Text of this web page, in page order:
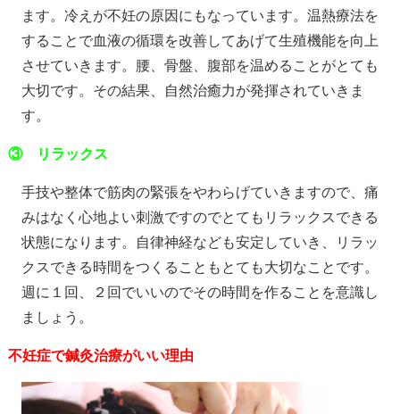
ます。冷えが不妊の原因にもなっています。温熱療法を
することで血液の循環を改善してあげて生殖機能を向上
させていきます。腰、骨盤、腹部を温めることがとても
大切です。その結果、自然治癒力が発揮されていきま
す。
③ リラックス
手技や整体で筋肉の緊張をやわらげていきますので、痛
みはなく心地よい刺激ですのでとてもリラックスできる
状態になります。自律神経なども安定していき、リラッ
クスできる時間をつくることもとても大切なことです。
週に１回、２回でいいのでその時間を作ることを意識し
ましょう。
不妊症で鍼灸治療がいい理由